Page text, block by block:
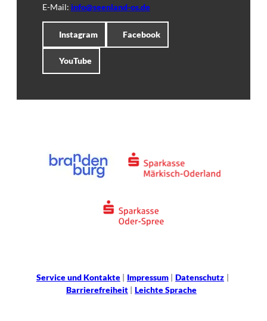
E-Mail: info@seenland-os.de
Instagram Facebook
YouTube
Service und Kontakte Impressum
Datenschutz
Barrierefreiheit
Leichte Sprache